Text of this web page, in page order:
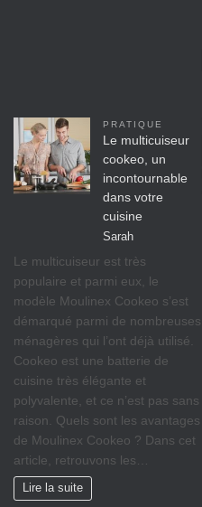
PRATIQUE
Le multicuiseur
cookeo, un
incontournable
dans votre
cuisine
Sarah
Le multicuiseur est très
populaire et parmi eux, le
modèle Moulinex Cookeo s’est
démarqué parmi de nombreuses
ménagères qui l’ont déjà utilisé.
Cookeo est une batterie de
cuisine très élégante et
polyvalente, et ce n’est pas sans
raison. Quels sont les avantages
de Moulinex Cookeo ? Dans cet
article, retrouvons les…
Lire la suite